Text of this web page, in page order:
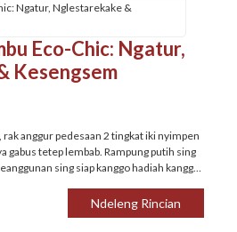
Eco-Chic: Ngatur,
Kesengsem
anggur pedesaan 2 tingkat iki nyimpen
gabus tetep lembab. Rampung putih sing
sing siap kanggo hadiah kanggo
Ndeleng Rincian